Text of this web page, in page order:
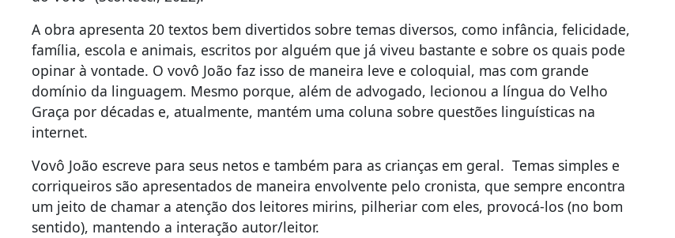
A obra apresenta 20 textos bem divertidos sobre temas diversos, como infância, felicidade,
família, escola e animais, escritos por alguém que já viveu bastante e sobre os quais pode
opinar à vontade. O vovô João faz isso de maneira leve e coloquial, mas com grande
domínio da linguagem. Mesmo porque, além de advogado, lecionou a língua do Velho
Graça por décadas e, atualmente, mantém uma coluna sobre questões linguísticas na
internet.
Vovô João escreve para seus netos e também para as crianças em geral. Temas simples e
corriqueiros são apresentados de maneira envolvente pelo cronista, que sempre encontra
um jeito de chamar a atenção dos leitores mirins, pilheriar com eles, provocá-los (no bom
sentido), mantendo a interação autor/leitor.